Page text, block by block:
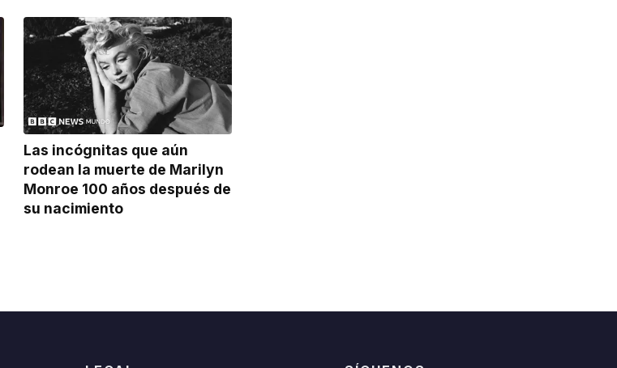
Las incógnitas que aún
rodean la muerte de Marilyn
Monroe 100 años después de
su nacimiento